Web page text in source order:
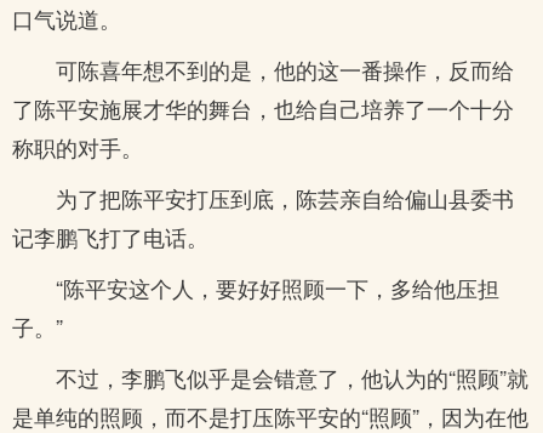
口气说道。
可陈喜年想不到的是，他的这一番操作，反而给
了陈平安施展才华的舞台，也给自己培养了一个十分
称职的对手。
为了把陈平安打压到底，陈芸亲自给偏山县委书
记李鹏飞打了电话。
“陈平安这个人，要好好照顾一下，多给他压担
子。”
不过，李鹏飞似乎是会错意了，他认为的“照顾”就
是单纯的照顾，而不是打压陈平安的“照顾”，因为在他